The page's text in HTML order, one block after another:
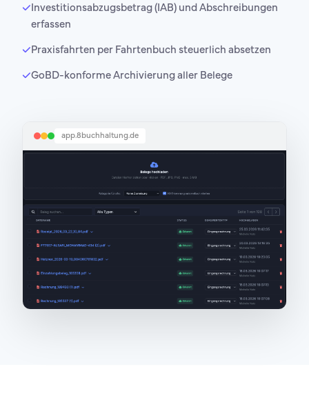
Investitionsabzugsbetrag (IAB) und Abschreibungen
erfassen
Praxisfahrten per Fahrtenbuch steuerlich absetzen
GoBD-konforme Archivierung aller Belege
app.8buchhaltung.de